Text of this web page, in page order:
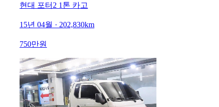
현대 포터2 1톤 카고
15년 04월 · 202,830km
750만원